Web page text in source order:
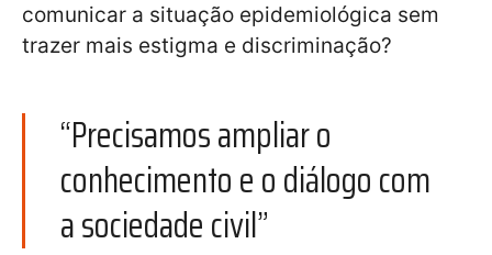
comunicar a situação epidemiológica sem
trazer mais estigma e discriminação?
“Precisamos ampliar o
conhecimento e o diálogo com
a sociedade civil”